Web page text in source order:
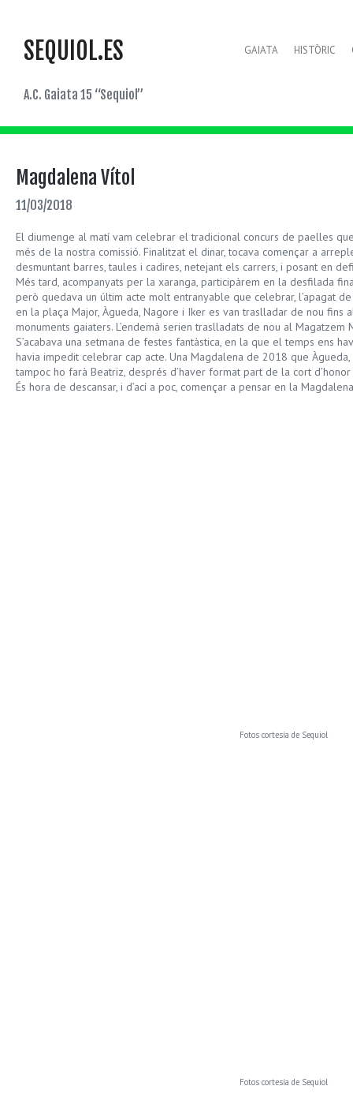
SEQUIOL.ES
A.C. Gaiata 15 “Sequiol”
GAIATA HISTÒRIC
Magdalena Vítol
11/03/2018
El diumenge al matí vam celebrar el tradicional concurs de paelles
més de la nostra comissió. Finalitzat el dinar, tocava començar a
desmuntant barres, taules i cadires, netejant els carrers, i posant en
Més tard, acompanyats per la xaranga, participàrem en la desfilada
però quedava un últim acte molt entranyable que celebrar, l’apagat
en la plaça Major, Àgueda, Nagore i Iker es van traslladar de nou fins
monuments gaiaters. L’endemà serien traslladats de nou al Magatzem
S’acabava una setmana de festes fantàstica, en la que el temps ens
havia impedit celebrar cap acte. Una Magdalena de 2018 que
tampoc ho farà Beatriz, després d’haver format part de la cort
És hora de descansar, i d’ací a poc, començar a pensar en la
Fotos cortesía de Sequiol
Fotos cortesía de Sequiol